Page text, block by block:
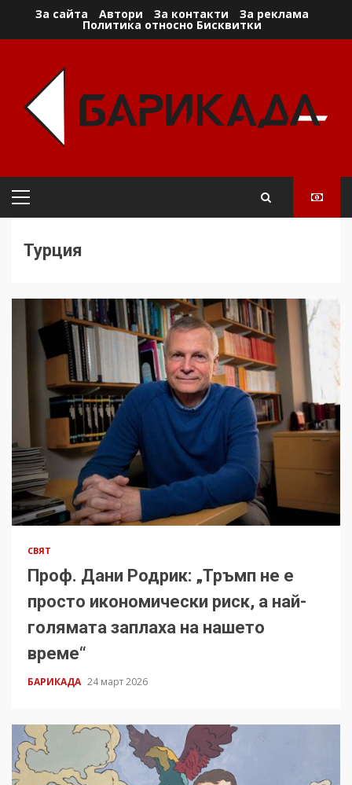
За сайта Автори За контакти За реклама
Политика относно Бисквитки
Primary
Турция
СВЯТ
Проф. Дани Родрик: „Тръмп не е
просто икономически риск, а най-
голямата заплаха на нашето
време“
БАРИКАДА 24 март 2026